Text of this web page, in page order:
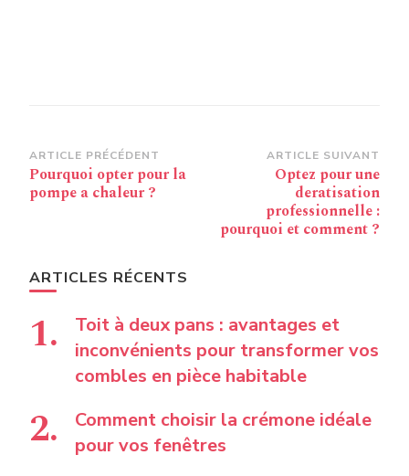
Navigation
d’article
ARTICLE PRÉCÉDENT
Pourquoi opter pour la
pompe a chaleur ?
ARTICLE SUIVANT
Optez pour une
deratisation
professionnelle :
pourquoi et comment ?
ARTICLES RÉCENTS
Toit à deux pans : avantages et
inconvénients pour transformer vos
combles en pièce habitable
Comment choisir la crémone idéale
pour vos fenêtres